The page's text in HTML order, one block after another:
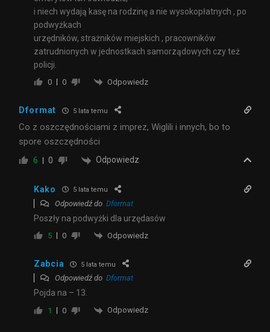
i niech wydają kasę na rodzinę a nie wysokopłatnych , po
podwyżkach
urzędników, strażników miejskich , pracowników
zatrudnionych w jednostkach samorządowych czy też
policji.
0 0 Odpowiedz
Dformat 5 lata temu
Co z oszczędnościami z imprez, Wiglili i innych, bo to
spore oszczędności
6 0 Odpowiedz
Kako 5 lata temu
Odpowiedź do Dformat
Poszły na podwyżki dla urzędasów
5 0 Odpowiedz
Zabcia 5 lata temu
Odpowiedź do Dformat
Pojda na – 13.
1 0 Odpowiedz